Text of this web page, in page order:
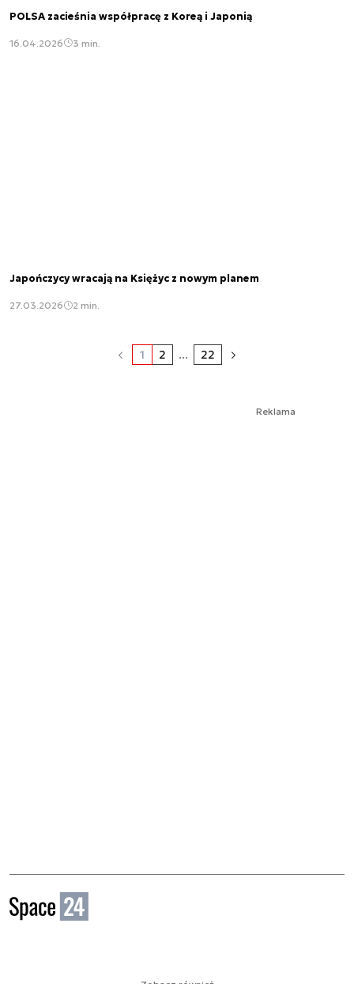
POLSA zacieśnia współpracę z Koreą i Japonią
16.04.2026 3 min.
Japończycy wracają na Księżyc z nowym planem
27.03.2026 2 min.
1 2 ... 22
Reklama